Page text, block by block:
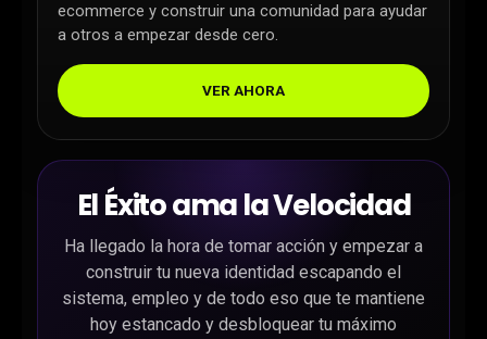
ecommerce y construir una comunidad para ayudar
a otros a empezar desde cero.
VER AHORA
El Éxito ama la Velocidad
Ha llegado la hora de tomar acción y empezar a
construir tu nueva identidad escapando el
sistema, empleo y de todo eso que te mantiene
hoy estancado y desbloquear tu máximo